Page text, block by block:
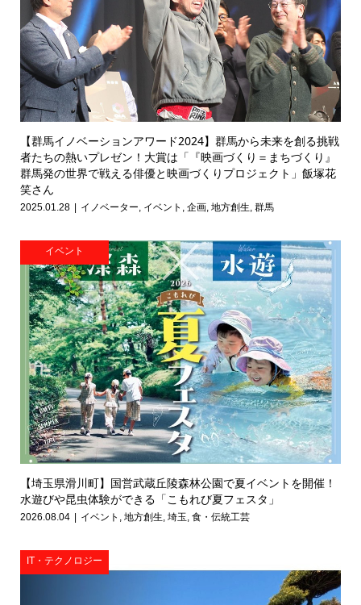
【群馬イノベーションアワード2024】群馬から未来を創る挑戦
者たちの熱いプレゼン！大賞は「『映画づくり＝まちづくり』
群馬発の世界で戦える俳優と映画づくりプロジェクト」飯塚花
笑さん
2025.01.28 イノベーター, イベント , 企画, 地方創生, 群馬
イベント
【埼玉県滑川町】国営武蔵丘陵森林公園で夏イベントを開催！
水遊びや昆虫体験ができる「こもれび夏フェスタ」
2026.08.04 イベント , 地方創生, 埼玉, 食・伝統工芸
IT・テクノロジー